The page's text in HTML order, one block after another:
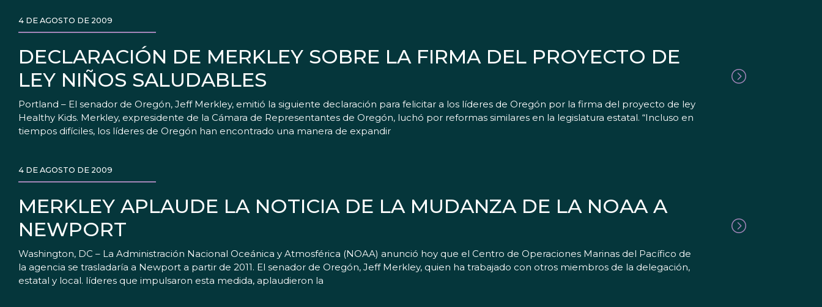
DECLARACIÓN DE MERKLEY SOBRE LA FIRMA DEL PROYECTO DE
LEY NIÑOS SALUDABLES
4 DE AGOSTO DE 2009
Portland – El senador de Oregón, Jeff Merkley, emitió la siguiente declaración para felicitar a los líderes de Oregón por la firma del proyecto de ley
Healthy Kids. Merkley, expresidente de la Cámara de Representantes de Oregón, luchó por reformas similares en la legislatura estatal. “Incluso en
tiempos difíciles, los líderes de Oregón han encontrado una manera de expandir
MERKLEY APLAUDE LA NOTICIA DE LA MUDANZA DE LA NOAA A
NEWPORT
4 DE AGOSTO DE 2009
Washington, DC – La Administración Nacional Oceánica y Atmosférica (NOAA) anunció hoy que el Centro de Operaciones Marinas del Pacífico de
la agencia se trasladaría a Newport a partir de 2011. El senador de Oregón, Jeff Merkley, quien ha trabajado con otros miembros de la delegación,
estatal y local. líderes que impulsaron esta medida, aplaudieron la